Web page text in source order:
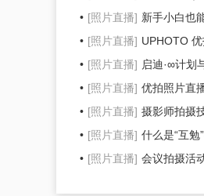
[照片直播] 新手小白也
[照片直播] UPHOTO
[照片直播] 启迪·∞计划
[照片直播] 优拍照片直
[照片直播] 摄影师拍摄
[照片直播] 什么是“互勉
[照片直播] 会议拍摄活